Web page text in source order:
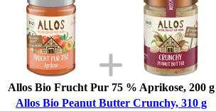
Allos Bio Frucht Pur 75 % Aprikose, 200 g
Allos Bio Peanut Butter Crunchy, 310 g